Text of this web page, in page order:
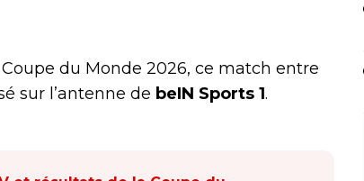
du Monde 2026, ce match entre
sur l’antenne de beIN Sports 1.